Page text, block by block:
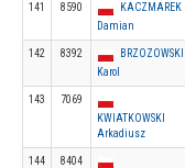
141 8590
KACZMAREK
Damian
142 8392
BRZOZOWSKI
Karol
143
7069
KWIATKOWSKI
Arkadiusz
144
8404